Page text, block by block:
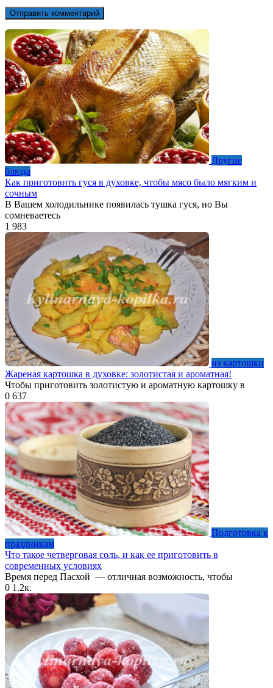
Другие
блюда
Как приготовить гуся в духовке, чтобы мясо было мягким и
сочным
В Вашем холодильнике появилась тушка гуся, но Вы
сомневаетесь
1 983
из картошки
Жареная картошка в духовке: золотистая и ароматная!
Чтобы приготовить золотистую и ароматную картошку в
0 637
Подготовка к
праздникам
Что такое четверговая соль, и как ее приготовить в
современных условиях
Время перед Пасхой — отличная возможность, чтобы
0 1.2к.